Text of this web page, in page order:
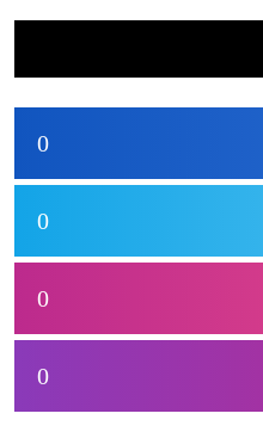
ٹیم پاکستان
محسن نقوی
0
0
0
0